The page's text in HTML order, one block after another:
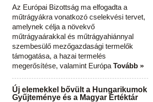
Az Európai Bizottság ma elfogadta a
műtrágyákra vonatkozó cselekvési tervet,
amelynek célja a növekvő
műtrágyaárakkal és műtrágyahiánnyal
szembesülő mezőgazdasági termelők
támogatása, a hazai termelés
megerősítése, valamint Európa Tovább »
Új elemekkel bővült a Hungarikumok
Gyűjteménye és a Magyar Értéktár